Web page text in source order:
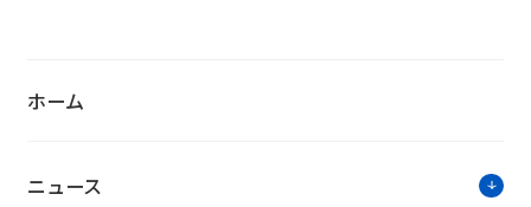
ホーム
ニュース